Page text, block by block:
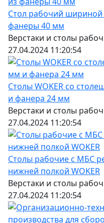
Вес:
4110
Стол рабочий
фанеры 40 мм
Верстаки и столы
27.04.2024 11:20:54
Столы WOKER со
и фанера 24 мм
Верстаки и столы
27.04.2024 11:20:54
Столы рабочие с МБС
нижней полкой WOKER
Верстаки и столы
27.04.2024 11:20:54